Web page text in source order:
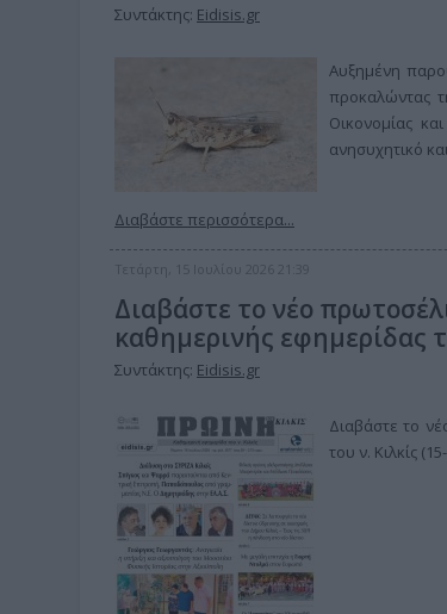
Συντάκτης: Eidisis.gr
Αυξημένη
προκαλώντας
Οικονομίας
ανησυχητικό
Διαβάστε περισσότερα...
Τετάρτη, 15 Ιουλίου 2026 21:39
Διαβάστε το νέο
καθημερινής εφημερίδας
Συντάκτης: Eidisis.gr
Διαβάστε το
του ν. Κιλκίς